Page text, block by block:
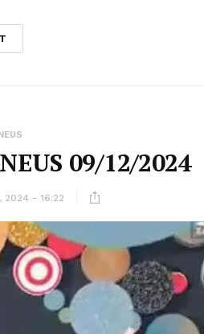
09/12/2024
2024 - 16:22